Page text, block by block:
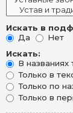
Искать в
Да
Нет
Искать:
В
Только в
Только по
Только в